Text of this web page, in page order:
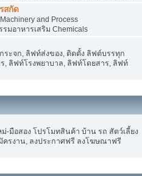
สกัด
and Process
มอาหารเสริม Chemicals
ะจก, ลิฟท์ส่งของ, ติดตั้ง ลิฟต์บรรทุก
, ลิฟท์โรงพยาบาล, ลิฟท์โดยสาร, ลิฟท์
-มือสอง โปรโมทสินค้า บ้าน รถ สัตว์เลี้ยง
มัครงาน, ลงประกาศฟรี ลงโฆษณาฟรี